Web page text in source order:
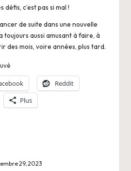
c’est pas si mal !
de suite dans une nouvelle
toujours aussi amusant à faire, à
des mois, voire années, plus tard.
Reddit
Plus
29, 2023